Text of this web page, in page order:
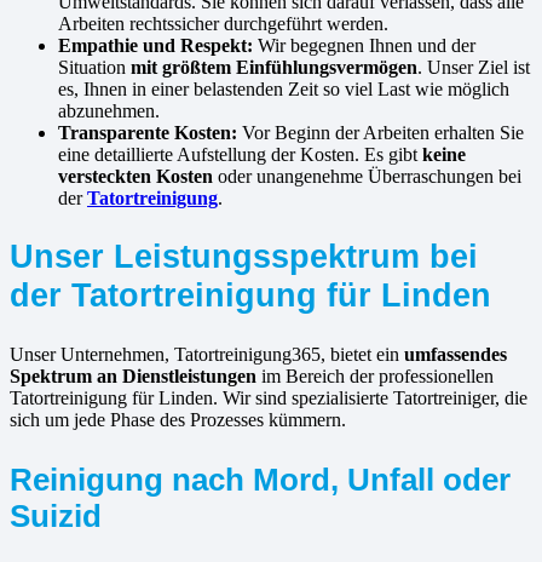
Arbeiten rechtssicher durchgeführt werden.
Empathie und Respekt: Wir begegnen Ihnen und der
Situation mit größtem Einfühlungsvermögen. Unser Ziel ist
es, Ihnen in einer belastenden Zeit so viel Last wie möglich
abzunehmen.
Transparente Kosten: Vor Beginn der Arbeiten erhalten Sie
eine detaillierte Aufstellung der Kosten. Es gibt keine
versteckten Kosten oder unangenehme Überraschungen bei
derTatortreinigung.
Unser Leistungsspektrum bei
der Tatortreinigung für Linden
Unser Unternehmen, Tatortreinigung365, bietet ein umfassendes
Spektrum an Dienstleistungen im Bereich der professionellen
Tatortreinigung für Linden. Wir sind spezialisierte Tatortreiniger, die
sich um jede Phase des Prozesses kümmern.
Reinigung nach Mord, Unfall oder
Suizid